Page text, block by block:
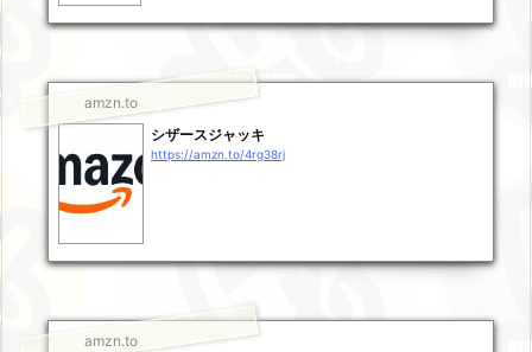
amzn.to
シザースジャッキ
https://amzn.to/4rg38rj
amzn.to